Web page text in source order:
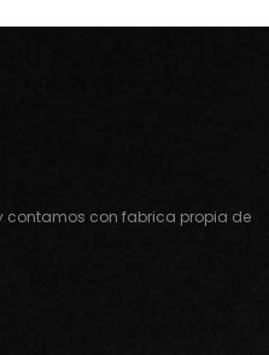
contamos con fabrica propia de